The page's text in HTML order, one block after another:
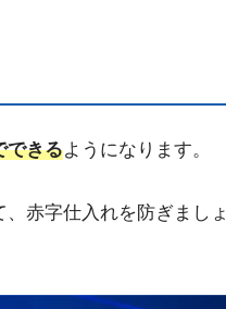
できるようになります。
赤字仕入れを防ぎましょ